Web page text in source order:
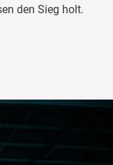
den Sieg holt.